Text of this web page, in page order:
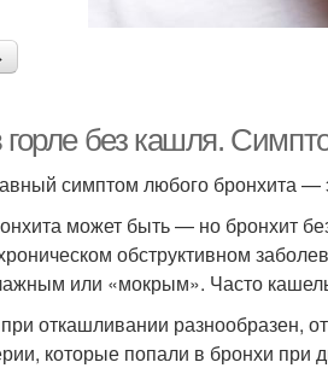
без кашля.
симптом любого бронхита —
может быть — но бронхит
обструктивном
или «мокрым». Часто
откашливании разнообразен,
которые попали в бронхи при